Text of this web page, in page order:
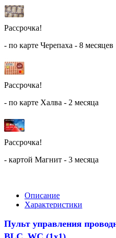
Рассрочка!
- по карте Черепаха - 8 месяцев
Рассрочка!
- по карте Халва - 2 месяца
Рассрочка!
- картой Магнит - 3 месяца
Описание
Характеристики
Пульт управления